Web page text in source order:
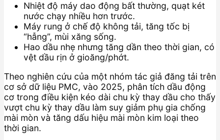
Nhiệt độ máy dao động bất thường, quạt két
nước chạy nhiều hơn trước.
Máy rung ở chế độ không tải, tăng tốc bị
“hẫng”, mùi xăng sống.
Hao dầu nhẹ nhưng tăng dần theo thời gian, có
vệt dầu rịn ở gioăng/phớt.
Theo nghiên cứu của một nhóm tác giả đăng tải trên
cơ sở dữ liệu PMC, vào 2025, phân tích dầu động
cơ trong điều kiện kéo dài chu kỳ thay dầu cho thấy
vượt chu kỳ thay dầu làm suy giảm phụ gia chống
mài mòn và tăng dấu hiệu mài mòn kim loại theo
thời gian.